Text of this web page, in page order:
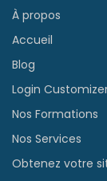
À propos
Accueil
Blog
Login
Nos Formations
Nos Services
Obtenez votre